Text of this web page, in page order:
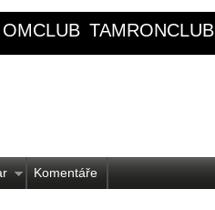
OMCLUB TAMRONCLUB
Komentáře